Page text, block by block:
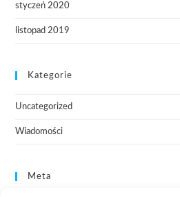
styczeń 2020
listopad 2019
Kategorie
Uncategorized
Wiadomości
Meta